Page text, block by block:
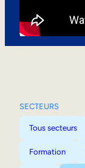
SECTEURS
Tous secteurs
Formation